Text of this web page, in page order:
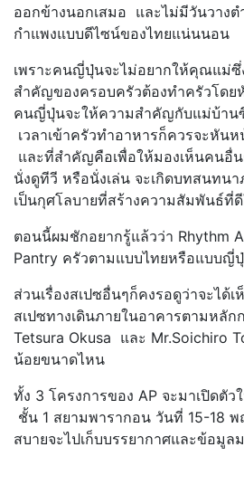
ออกข้างนอกเสมอ และไม่มีวันวาง
กำแพงแบบดีไซน์ของไทยแน่นนอน
เพราะคนญี่ปุ่นจะไม่อยากให้คุณแม่
สำคัญของครอบครัวต้องทำครัวโดย
คนญี่ปุ่นจะให้ความสำคัญกับแม่บ้าน
เวลาเข้าครัวทำอาหารก็ควรจะหัน
และที่สำคัญคือเพื่อให้มองเห็นคนอื่น
นั่งดูทีวี หรือนั่งเล่น จะเกิดบทสนทน
เป็นกุศโลบายที่สร้างความสัมพันธ์ที่
ตอนนี้ผมชักอยากรู้แล้วว่า Rhythm
Pantry ครัวตามแบบไทยหรือแบบญี่
ส่วนเรื่องสเปซอื่นๆก็คงรอดูว่าจะได้
สเปซทางเดินภายในอาคารตามหลัก
Tetsura Okusa และ Mr.Soichiro
น้อยขนาดไหน
ทั้ง 3 โครงการของ AP จะมาเปิดตัว
ชั้น 1 สยามพารากอน วันที่ 15-18
สบายจะไปเก็บบรรยากาศและข้อมูล